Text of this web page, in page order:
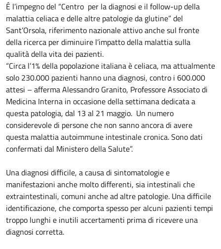
É l’impegno del “Centro per la diagnosi e il follow-up della
malattia celiaca e delle altre patologie da glutine” del
Sant’Orsola, riferimento nazionale attivo anche sul fronte
della ricerca per diminuire l’impatto della malattia sulla
qualità della vita dei pazienti.
“Circa l’1% della popolazione italiana è celiaca, ma attualmente
solo 230.000 pazienti hanno una diagnosi, contro i 600.000
attesi – afferma Alessandro Granito, Professore Associato di
Medicina Interna in occasione della settimana dedicata a
questa patologia, dal 13 al 21 maggio. Un numero
considerevole di persone che non sanno ancora di avere
questa malattia autoimmune intestinale cronica. Sono dati
confermati dal Ministero della Salute”.
Una diagnosi difficile, a causa di sintomatologie e
manifestazioni anche molto differenti, sia intestinali che
extraintestinali, comuni anche ad altre patologie. Una difficile
identificazione, che comporta spesso per alcuni pazienti tempi
troppo lunghi e inutili accertamenti prima di ricevere una
diagnosi corretta.